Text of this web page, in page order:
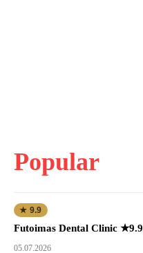
Popular
★ 9.9
Futoimas Dental Clinic ★9.9
05.07.2026